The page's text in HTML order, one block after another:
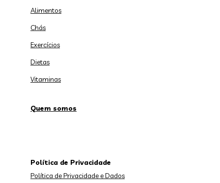
Alimentos
Chás
Exercícios
Dietas
Vitaminas
Quem somos
Política de Privacidade
Política de Privacidade e Dados